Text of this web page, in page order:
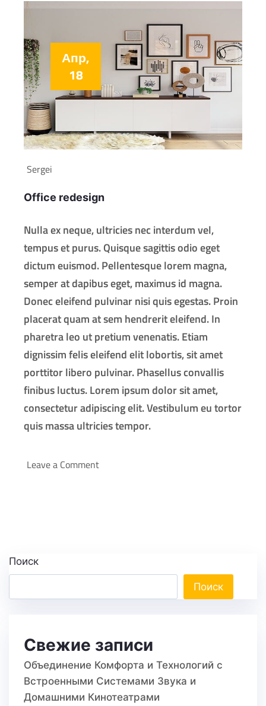
Апр,
18
Sergei
Office redesign
Nulla ex neque, ultricies nec interdum vel,
tempus et purus. Quisque sagittis odio eget
dictum euismod. Pellentesque lorem magna,
semper at dapibus eget, maximus id magna.
Donec eleifend pulvinar nisi quis egestas. Proin
placerat quam at sem hendrerit eleifend. In
pharetra leo ut pretium venenatis. Etiam
dignissim felis eleifend elit lobortis, sit amet
porttitor libero pulvinar. Phasellus convallis
finibus luctus. Lorem ipsum dolor sit amet,
consectetur adipiscing elit. Vestibulum eu tortor
quis massa ultricies tempor.
Leave a Comment
Поиск
Поиск
Свежие записи
Объединение Комфорта и Технологий с
Встроенными Системами Звука и
Домашними Кинотеатрами